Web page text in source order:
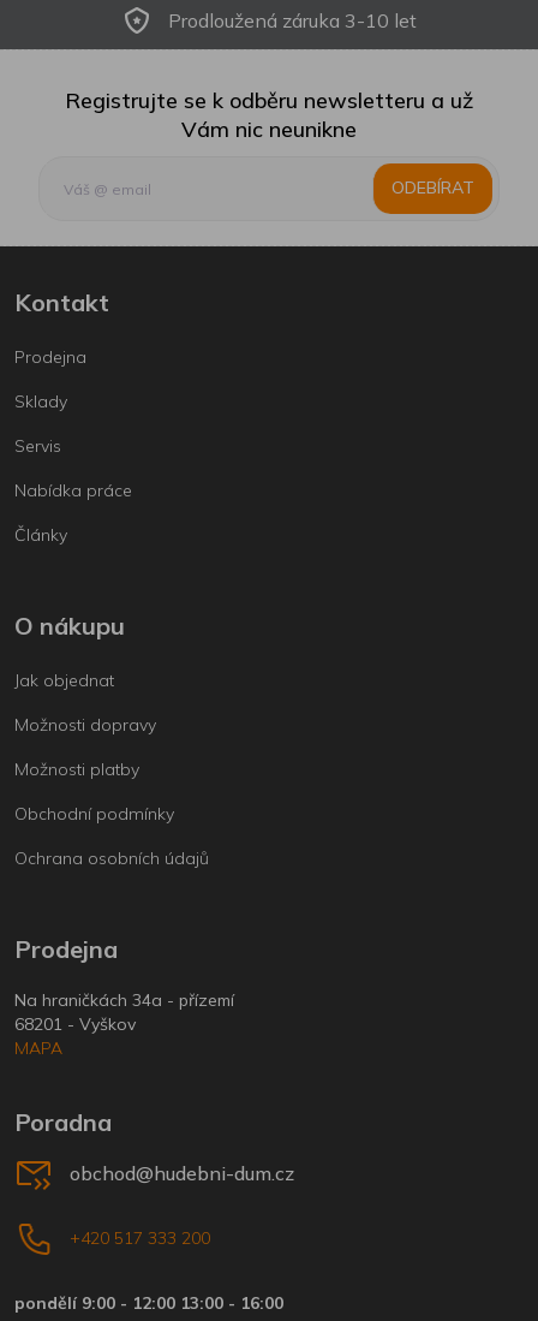
Prodloužená záruka 3-10 let
Registrujte se k odběru newsletteru a už
Vám nic neunikne
ODEBÍRAT
Kontakt
Prodejna
Sklady
Servis
Nabídka práce
Články
O nákupu
Jak objednat
Možnosti dopravy
Možnosti platby
Obchodní podmínky
Ochrana osobních údajů
Prodejna
Na hraničkách 34a - přízemí
68201 - Vyškov
MAPA
Poradna
obchod@hudebni-dum.cz
+420 517 333 200
pondělí 9:00 - 12:00 13:00 - 16:00